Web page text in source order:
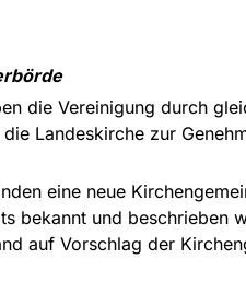
die Vereinigung durch
Landeskirche zur
eine neue
bekannt und beschrieben
auf Vorschlag der